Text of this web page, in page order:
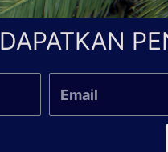
DAPATKAN